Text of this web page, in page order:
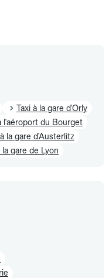
Taxi à la gare d'Orly
l'aéroport du Bourget
la gare d'Austerlitz
la gare de Lyon